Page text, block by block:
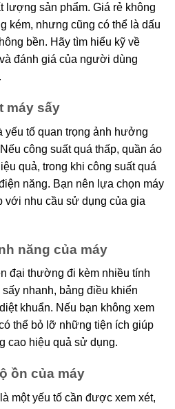
lượng sản phẩm. Giá rẻ không
kém, nhưng cũng có thể là dấu
bền. Hãy tìm hiểu kỹ về
đánh giá của người dùng
máy sấy
yếu tố quan trọng ảnh hưởng
công suất quá thấp, quần áo
quả, trong khi công suất quá
năng. Bạn nên lựa chọn máy
với nhu cầu sử dụng của gia
năng của máy
đại thường đi kèm nhiều tính
nhanh, bảng điều khiển
khuẩn. Nếu bạn không xem
thể bỏ lỡ những tiện ích giúp
cao hiệu quả sử dụng.
ồn của máy
một yếu tố cần được xem xét,